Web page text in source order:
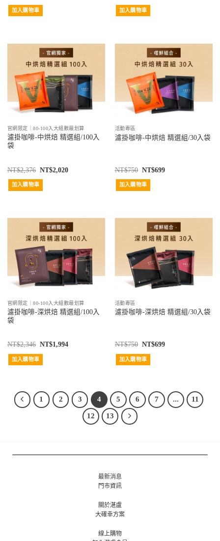
加入購物車 加入購物車
官網限定｜80-100入大組數最划算
濾掛咖啡-中烘焙 精選組/100入
袋
NT$2,376 NT$2,020
加入購物車
活動專區
濾掛咖啡-中烘焙 精選組/30入袋
NT$750 NT$699
加入購物車
官網限定｜80-100入大組數最划算
濾掛咖啡-深烘焙 精選組/100入
袋
NT$2,346 NT$1,994
加入購物車
活動專區
濾掛咖啡-深烘焙 精選組/30入袋
NT$750 NT$699
加入購物車
1 2 3 4 5 6 7 ... 11
12 13
最新消息
門市資訊
關於湛盧
大確幸方案
線上購物